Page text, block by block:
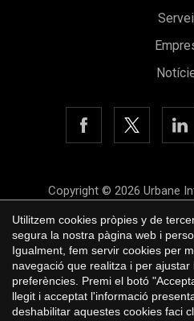
Copyright © 2026 Urbane
Avís
Política de
Polí­tica de
by
Utilitzem cookies pròpies y de
segura la nostra pàgina web i
Igualment, fem servir cookies per
navegació que realitza i per
preferències. Premi el botó
llegit i acceptat l'informació
deshabilitar aquestes cookies faci